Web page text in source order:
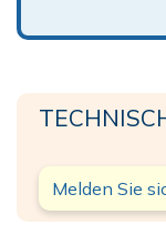
Melden Sie